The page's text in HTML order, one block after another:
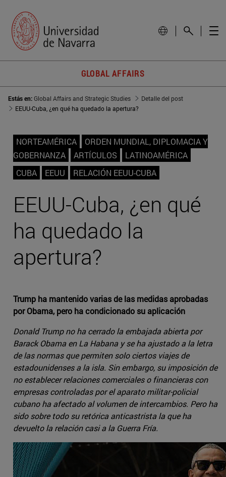
GLOBAL AFFAIRS
Estás en:Global Affairs and Strategic Studies
Detalle del post
EEUU-Cuba, ¿en qué ha quedado la apertura?
NORTEAMÉRICA
ORDEN MUNDIAL, DIPLOMACIA Y
GOBERNANZA
ARTÍCULOS
LATINOAMÉRICA
CUBA
EEUU RELACIÓN EEUU-CUBA
EEUU-Cuba, ¿en qué
ha quedado la
apertura?
Trump ha mantenido varias de las medidas aprobadas
por Obama, pero ha condicionado su aplicación
Donald Trump no ha cerrado la embajada abierta por
Barack Obama en La Habana y se ha ajustado a la letra
de las normas que permiten solo ciertos viajes de
estadounidenses a la isla. Sin embargo, su imposición de
no establecer relaciones comerciales o financieras con
empresas controladas por el aparato militar-policial
cubano ha afectado al volumen de intercambios. Pero ha
sido sobre todo su retórica anticastrista la que ha
devuelto la relación casi a la Guerra Fría.